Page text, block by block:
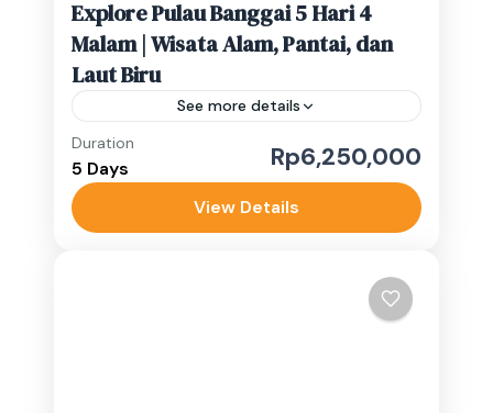
Explore Pulau Banggai 5 Hari 4
Malam | Wisata Alam, Pantai, dan
Laut Biru
See more details
Banggai Kepulauan
Banggai Laut
Medium
Duration
5 Days Rp6,250,000
View Details